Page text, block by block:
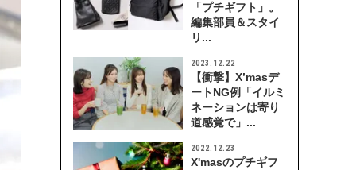
「プチギフト」。
編集部員＆スタイ
リ...
2023.12.22
【衝撃】X’masデ
ートNG例「イルミ
ネーションは寄り
道感覚で」...
2022.12.23
X'masのプチギフ